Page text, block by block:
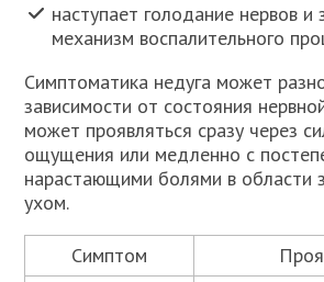
наступает голодание нервов и
механизм воспалительного
Симптоматика недуга может
зависимости от состояния
может проявляться сразу через
ощущения или медленно с
нарастающими болями в области
ухом.
Симптом